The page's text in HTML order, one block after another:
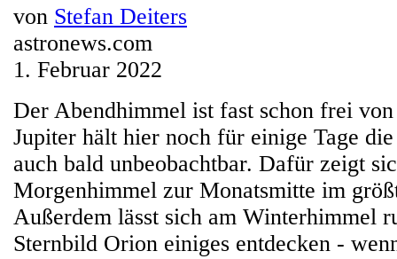
von Stefan Deiters
astronews.com
1. Februar 2022
Der Abendhimmel ist fast schon frei
Jupiter hält hier noch für einige Tage
auch bald unbeobachtbar. Dafür zeigt
Morgenhimmel zur Monatsmitte im
Außerdem lässt sich am Winterhimmel
Sternbild Orion einiges entdecken -